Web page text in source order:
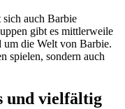
auch Barbie
gibt es mittlerweile
die Welt von Barbie.
spielen, sondern auch
und vielfältig